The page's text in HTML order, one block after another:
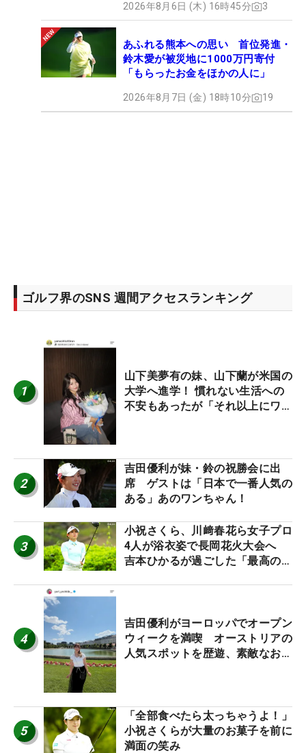
2026年8月6日 (木) 16時45分 3
あふれる熊本への思い 首位発進・
鈴木愛が被災地に1000万円寄付
「もらったお金をほかの人に」
2026年8月7日 (金) 18時10分 19
ゴルフ界のSNS 週間アクセスランキング
1
山下美夢有の妹、山下蘭が米国の
大学へ進学！ 慣れない生活への
不安もあったが「それ以上にワク
2
吉田優利が妹・鈴の祝勝会に出
席 ゲストは「日本で一番人気の
ある」あのワンちゃん！
3
小祝さくら、川﨑春花ら女子プロ
4人が浴衣姿で長岡花火大会へ
吉本ひかるが過ごした「最高の夏
4
吉田優利がヨーロッパでオープン
ウィークを満喫 オーストリアの
人気スポットを歴遊、素敵なお土
5
「全部食べたら太っちゃうよ！」
小祝さくらが大量のお菓子を前に
満面の笑み